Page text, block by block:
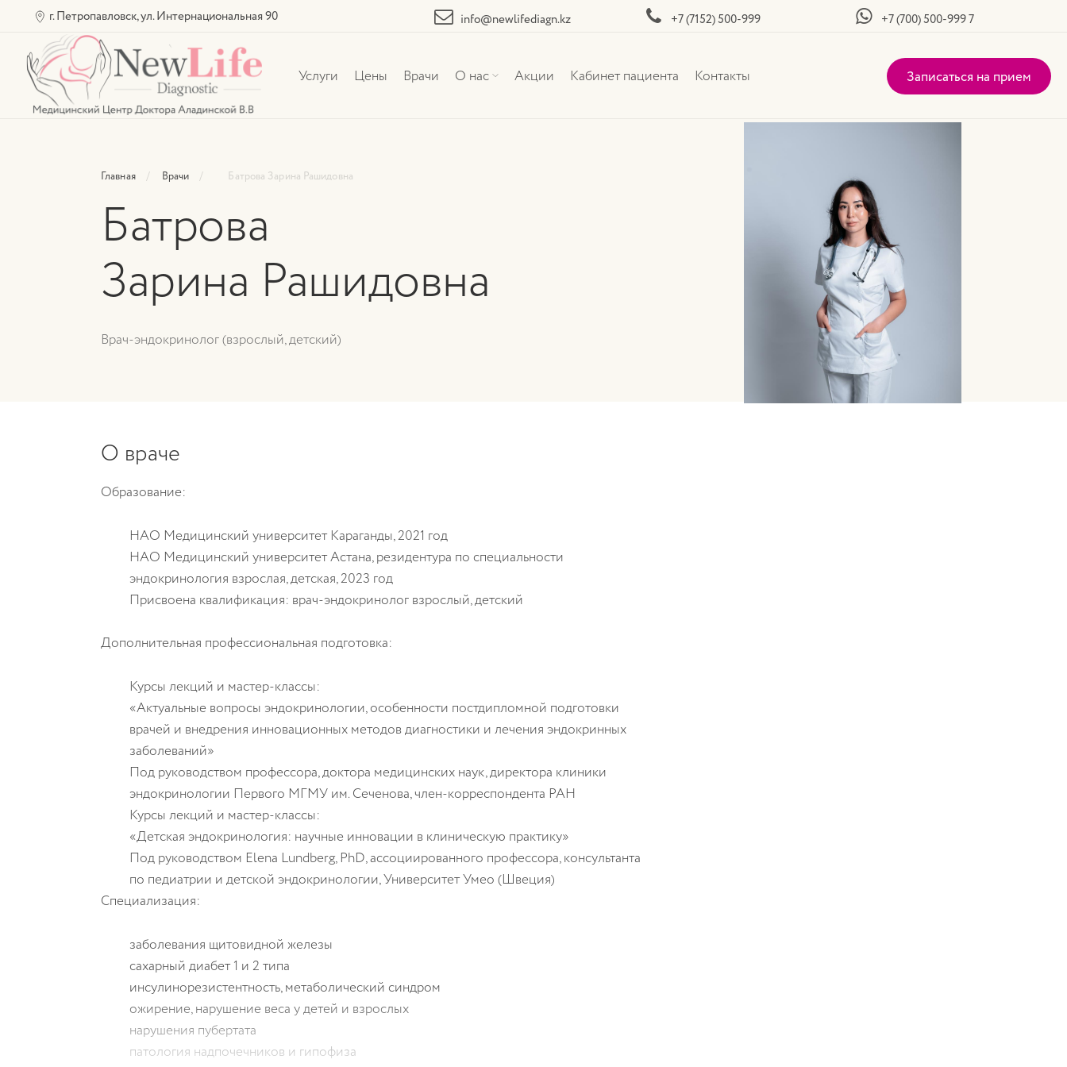
г. Петропавловск, ул. Интернациональная 90 info@newlifediagn.kz +7 (7152) 500-999 +7 (700) 500-999 7
Услуги Цены Врачи О нас Акции Кабинет пациента Контакты Записаться на прием
Главная Врачи Батрова Зарина Рашидовна
Батрова
Зарина Рашидовна
Врач-эндокринолог (взрослый, детский)
О враче
Образование:
НАО Медицинский университет Караганды, 2021 год
НАО Медицинский университет Астана, резидентура по специальности
эндокринология взрослая, детская, 2023 год
Присвоена квалификация: врач-эндокринолог взрослый, детский
Дополнительная профессиональная подготовка:
Курсы лекций и мастер-классы:
«Актуальные вопросы эндокринологии, особенности постдипломной подготовки
врачей и внедрения инновационных методов диагностики и лечения эндокринных
заболеваний»
Под руководством профессора, доктора медицинских наук, директора клиники
эндокринологии Первого МГМУ им. Сеченова, член-корреспондента РАН
Курсы лекций и мастер-классы:
«Детская эндокринология: научные инновации в клиническую практику»
Под руководством Elena Lundberg, PhD, ассоциированного профессора, консультанта
по педиатрии и детской эндокринологии, Университет Умео (Швеция)
Специализация:
заболевания щитовидной железы
сахарный диабет 1 и 2 типа
инсулинорезистентность, метаболический синдром
ожирение, нарушение веса у детей и взрослых
нарушения пубертата
патология надпочечников и гипофиза